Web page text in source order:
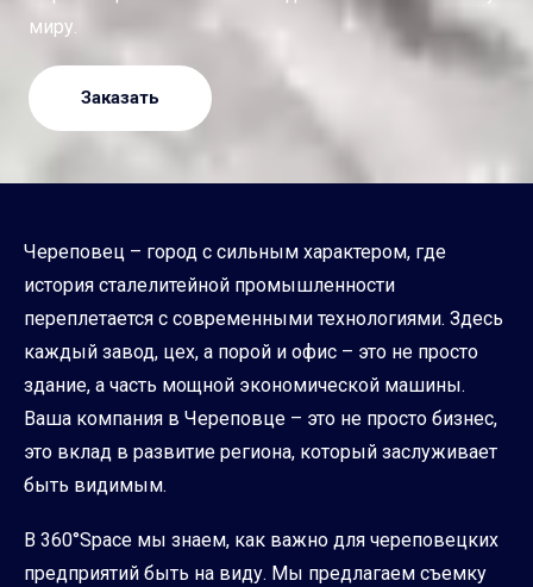
миру.
Заказать
Череповец – город с сильным характером, где
история сталелитейной промышленности
переплетается с современными технологиями. Здесь
каждый завод, цех, а порой и офис – это не просто
здание, а часть мощной экономической машины.
Ваша компания в Череповце – это не просто бизнес,
это вклад в развитие региона, который заслуживает
быть видимым.
В 360°Space мы знаем, как важно для череповецких
предприятий быть на виду. Мы предлагаем съемку